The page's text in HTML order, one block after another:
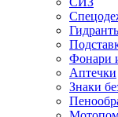
Фонари
Аптечки
Знаки